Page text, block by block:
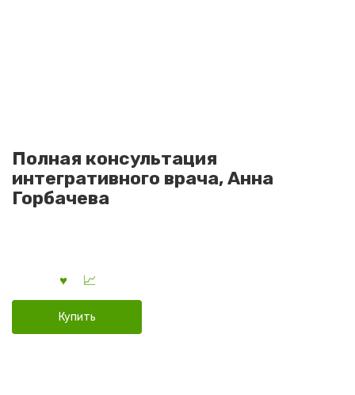
Полная консультация
интегративного врача, Анна
Горбачева
Купить